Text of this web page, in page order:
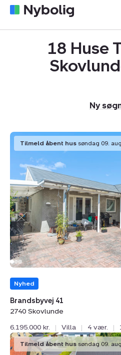
18 Huse
Ny
Villa:
Brandsbyvej
41,
2740
Skovlunde
Tilmeld åbent hus søndag 09.
Nyhed
Brandsbyvej 41
2740 Skovlunde
6.195.000 kr.
| Villa | 4 vær. |
Villa:
Byvolden
Tilmeld åbent hus søndag 09.